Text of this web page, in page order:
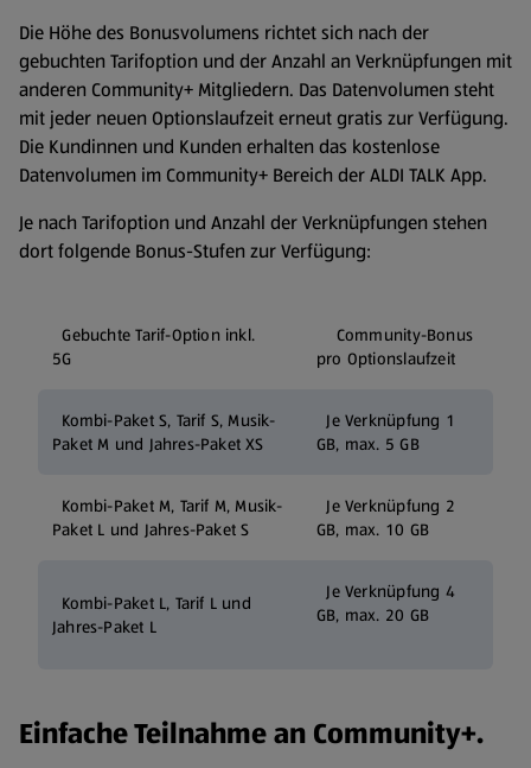
Die Höhe des Bonusvolumens richtet sich nach der
gebuchten Tarifoption und der Anzahl an Verknüpfungen mit
anderen Community+ Mitgliedern. Das Datenvolumen steht
mit jeder neuen Optionslaufzeit erneut gratis zur Verfügung.
Die Kundinnen und Kunden erhalten das kostenlose
Datenvolumen im Community+ Bereich der ALDI TALK App.
Je nach Tarifoption und Anzahl der Verknüpfungen stehen
dort folgende Bonus-Stufen zur Verfügung:
Gebuchte Tarif-Option inkl.
5G
Community-Bonus
pro Optionslaufzeit
Kombi-Paket S, Tarif S, Musik-
Paket M und Jahres-Paket XS
Je Verknüpfung 1
GB, max. 5 GB
Kombi-Paket M, Tarif M, Musik-
Paket L und Jahres-Paket S
Je Verknüpfung 2
GB, max. 10 GB
Kombi-Paket L, Tarif L und
Jahres-Paket L
Je Verknüpfung 4
GB, max. 20 GB
Einfache Teilnahme an Community+.